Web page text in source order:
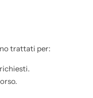
trattati per: